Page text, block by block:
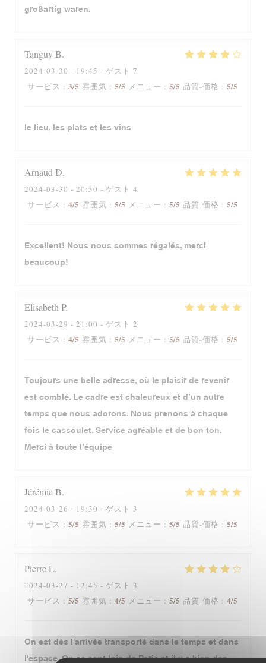
großartig waren.
TanguyB
2024-03-30 - 19:45 - ゲスト 7
サービス : 3/5 雰囲気 : 5/5 メニュー : 5/5 品質-価格 : 5/5
le lieu, les plats et les vins
ArnaudD
2024-03-30 - 20:30 - ゲスト 4
サービス : 4/5 雰囲気 : 5/5 メニュー : 5/5 品質-価格 : 5/5
Excellent! Nous nous sommes régalés, merci
beaucoup!
ElisabethP
2024-03-29 - 21:00 - ゲスト 2
サービス : 4/5 雰囲気 : 5/5 メニュー : 5/5 品質-価格 : 5/5
Toujours une belle adresse, où le plaisir de revenir
est comblé. Le cadre est chaleureux et d’un autre
temps que nous adorons. Nous prenons à chaque
fois le cassoulet. Service agréable et de bon ton.
Merci à toute l’équipe
JérémieB
2024-03-26 - 19:30 - ゲスト 3
サービス : 5/5 雰囲気 : 5/5 メニュー : 5/5 品質-価格 : 5/5
PierreL
2024-03-27 - 12:45 - ゲスト 3
サービス : 5/5 雰囲気 : 4/5 メニュー : 5/5 品質-価格 : 4/5
On est dès l'arrivée transporté dans le temps et dans
l'espace. On se sent loin de Paris et il y a bien des